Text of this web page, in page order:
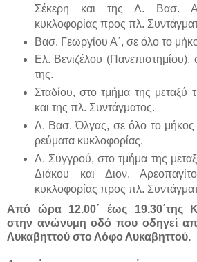
Σέκερη και της Λ. Βασ.
κυκλοφορίας προς πλ.
Βασ. Γεωργίου Α΄, σε όλο το
Ελ. Βενιζέλου
της.
Σταδίου, στο τμήμα της μεταξύ
και της πλ. Συντάγματος.
Λ. Βασ. Όλγας, σε όλο το μήκος
ρεύματα κυκλοφορίας.
Λ. Συγγρού, στο τμήμα της
Διάκου και Διον.
κυκλοφορίας προς πλ.
Από ώρα 12.00΄ έως 19.30΄της
στην ανώνυμη οδό που οδηγεί
Λυκαβηττού στο Λόφο Λυκαβηττού.